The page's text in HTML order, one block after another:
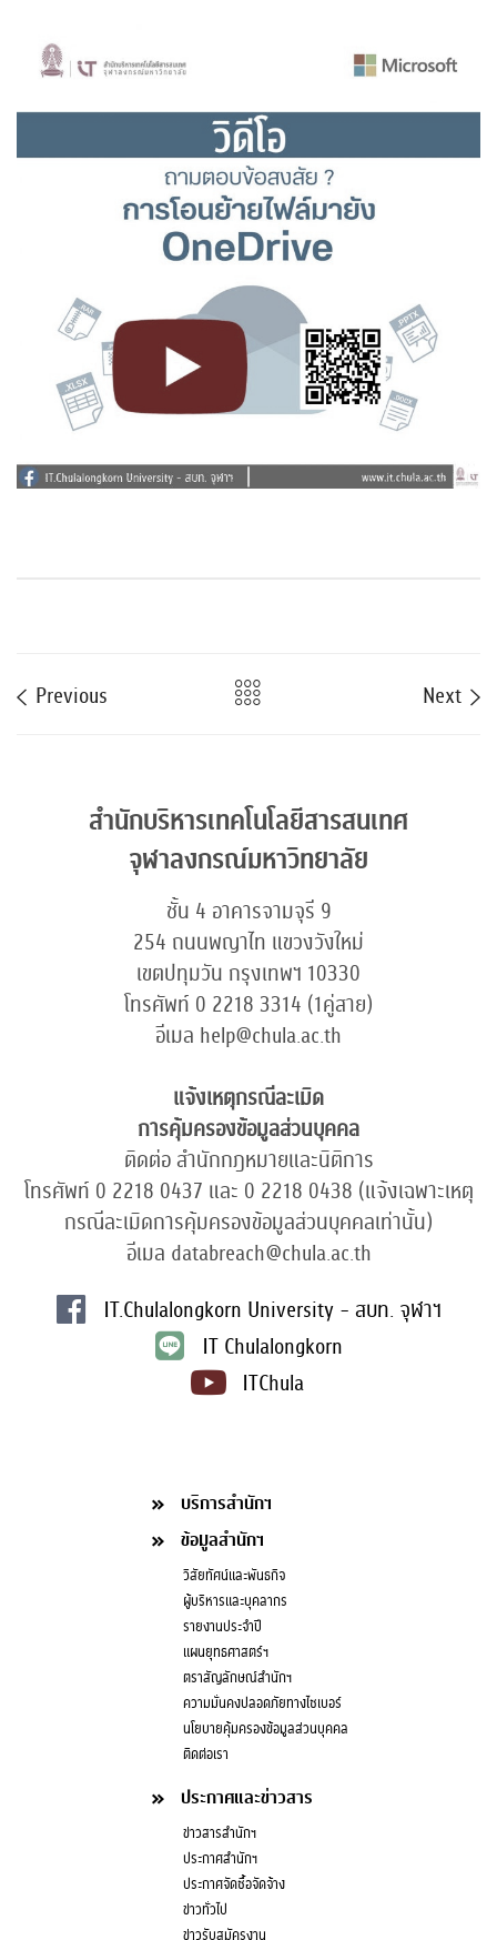
Previous Next
สำนักบริหารเทคโนโลยีสารสนเทศ
จุฬาลงกรณ์มหาวิทยาลัย
ชั้น 4 อาคารจามจุรี 9
254 ถนนพญาไท แขวงวังใหม่
เขตปทุมวัน กรุงเทพฯ 10330
โทรศัพท์ 0 2218 3314 (1คู่สาย)
อีเมล help@chula.ac.th
แจ้งเหตุกรณีละเมิด
การคุ้มครองข้อมูลส่วนบุคคล
ติดต่อ สำนักกฎหมายและนิติการ
โทรศัพท์ 0 2218 0437 และ 0 2218 0438 (แจ้งเฉพาะเหตุ
กรณีละเมิดการคุ้มครองข้อมูลส่วนบุคคลเท่านั้น)
อีเมล databreach@chula.ac.th
IT.Chulalongkorn University - สบท. จุฬาฯ
IT Chulalongkorn
ITChula
บริการสำนักฯ
ข้อมูลสำนักฯ
วิสัยทัศน์และพันธกิจ
ผู้บริหารและบุคลากร
รายงานประจำปี
แผนยุทธศาสตร์ฯ
ตราสัญลักษณ์สำนักฯ
ความมั่นคงปลอดภัยทางไซเบอร์
นโยบายคุ้มครองข้อมูลส่วนบุคคล
ติดต่อเรา
ประกาศและข่าวสาร
ข่าวสารสำนักฯ
ประกาศสำนักฯ
ประกาศจัดซื้อจัดจ้าง
ข่าวทั่วไป
ข่าวรับสมัครงาน